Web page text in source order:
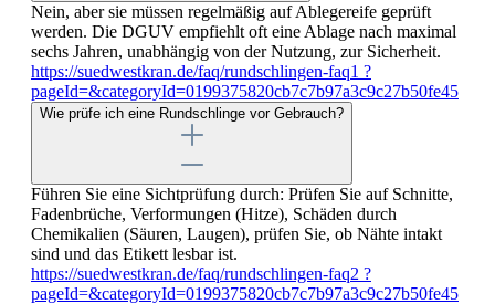
Nein, aber sie müssen regelmäßig auf Ablegereife geprüft
werden. Die DGUV empfiehlt oft eine Ablage nach maximal
sechs Jahren, unabhängig von der Nutzung, zur Sicherheit.
https://suedwestkran.de/faq/rundschlingen-faq1 ?
pageId=&categoryId=0199375820cb7c7b97a3c9c27b50fe45
Wie prüfe ich eine Rundschlinge vor Gebrauch?
Führen Sie eine Sichtprüfung durch: Prüfen Sie auf Schnitte,
Fadenbrüche, Verformungen (Hitze), Schäden durch
Chemikalien (Säuren, Laugen), prüfen Sie, ob Nähte intakt
sind und das Etikett lesbar ist.
https://suedwestkran.de/faq/rundschlingen-faq2 ?
pageId=&categoryId=0199375820cb7c7b97a3c9c27b50fe45